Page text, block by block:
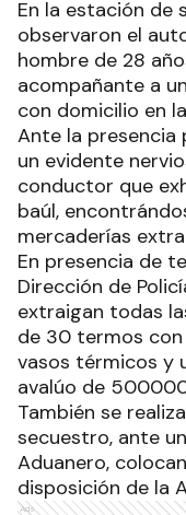
En la estación de
observaron el
hombre de 28
acompañante a
con domicilio en
Ante la presencia
un evidente
conductor que
baúl,
mercaderías
En presencia de
Dirección de
extraigan todas
de 30 termos
vasos térmicos y
avalúo de
También se
secuestro, ante
Aduanero,
disposición de la
Ads